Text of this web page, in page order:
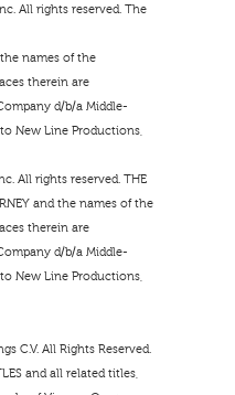
All rights reserved. The
names of the
therein are
d/b/a Middle-
New Line Productions,
All rights reserved. THE
and the names of the
therein are
d/b/a Middle-
New Line Productions,
C.V. All Rights Reserved.
and all related titles,